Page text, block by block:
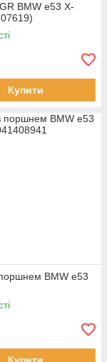
BMW e53 X-
Купити
BMW e53